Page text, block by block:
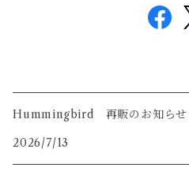
Hummingbird 再販のお知らせ
2026/7/13